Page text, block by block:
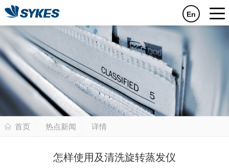
En
首页 热点新闻 详情
怎样使用及清洗旋转蒸发仪